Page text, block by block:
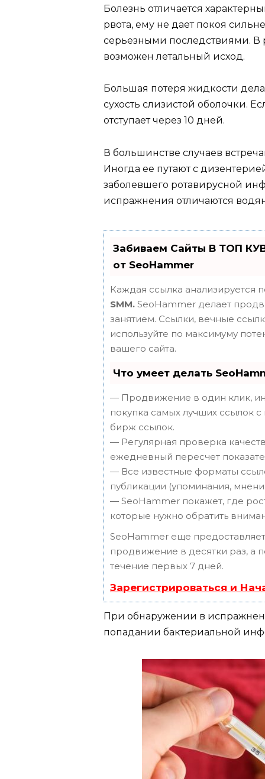
Болезнь отличается
рвота, ему не дает покоя
серьезными последствиями. В
возможен летальный исход.
Большая потеря жидкости
сухость слизистой оболочки.
отступает через 10 дней.
В большинстве случаев
Иногда ее путают с
заболевшего ротавирусной
испражнения отличаются
Забиваем Сайты В ТОП
от SeoHammer
Каждая ссылка анализируется
SMM. SeoHammer делает
занятием. Ссылки, вечные
используйте по максимуму
вашего сайта.
Что умеет делать
— Продвижение в один клик,
покупка самых лучших ссылок
бирж ссылок.
— Регулярная проверка
ежедневный пересчет
— Все известные форматы
публикации (упоминания,
— SeoHammer покажет, где
которые нужно обратить
SeoHammer еще
продвижение в десятки раз, а
течение первых 7 дней.
Зарегистрироваться и
При обнаружении в
попадании бактериальной